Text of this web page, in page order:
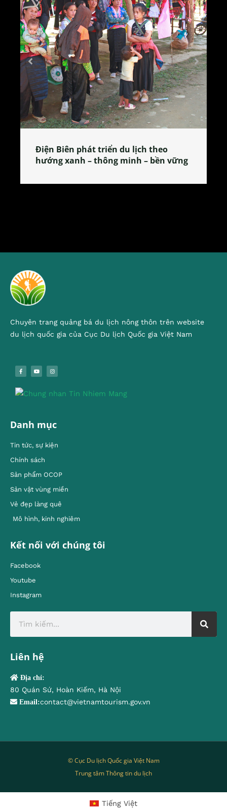
Làng làm bánh tẻ Phú Nhi – nơi lan
tỏa đặc sản xứ Đoài
Chuyên trang quảng bá du lịch nông thôn trên website
du lịch quốc gia của Cục Du lịch Quốc gia Việt Nam
Danh mục
Tin tức, sự kiện
Chính sách
Sản phẩm OCOP
Sản vật vùng miền
Vẻ đẹp làng quê
Mô hình, kinh nghiêm
Kết nối với chúng tôi
Facebook
Youtube
Instagram
Liên hệ
Địa chỉ:
80 Quán Sứ, Hoàn Kiếm, Hà Nội
Email:contact@vietnamtourism.gov.vn
© Cục Du lịch Quốc gia Việt Nam
Trung tâm Thông tin du lịch
Tiếng Việt